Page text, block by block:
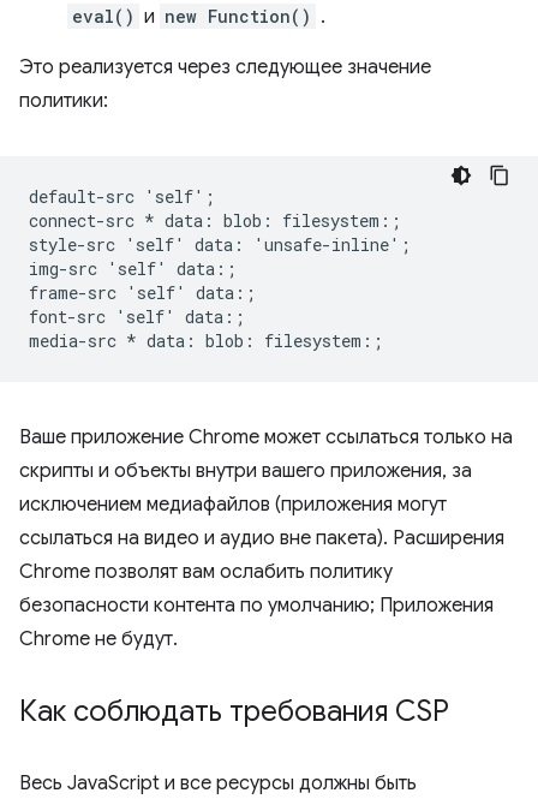
eval() и new Function() .
Это реализуется через следующее значение
политики:
default-src 'self';
connect-src * data: blob: filesystem:;
style-src 'self' data: 'unsafe-inline';
img-src 'self' data:;
frame-src 'self' data:;
font-src 'self' data:;
Ваше приложение Chrome может ссылаться только на
скрипты и объекты внутри вашего приложения, за
исключением медиафайлов (приложения могут
ссылаться на видео и аудио вне пакета). Расширения
Chrome позволят вам ослабить политику
безопасности контента по умолчанию; Приложения
Chrome не будут.
Как соблюдать требования CSP
Весь JavaScript и все ресурсы должны быть